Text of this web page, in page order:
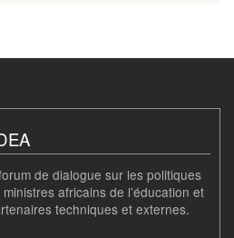
de dialogue sur les politiques
africains de l’éducation et
techniques et externes.